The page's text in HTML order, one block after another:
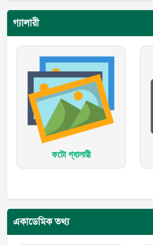
গ্যালারী
ফটো গ্যালারী
একাডেমিক তথ্য